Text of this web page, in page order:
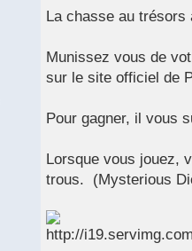
La chasse au trésors
Munissez vous de
sur le site officiel de
Pour gagner, il vous
Lorsque vous jouez,
trous. (Mysterious